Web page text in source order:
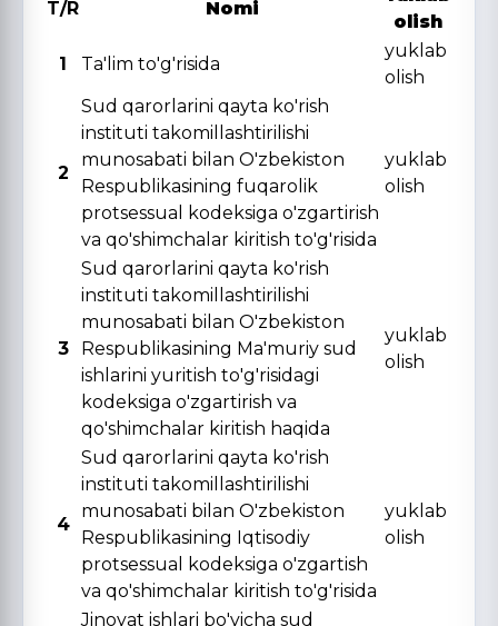
T/R Nomi
olish
1
Ta'lim to'g'risida
yuklab
olish
2
Sud qarorlarini qayta ko'rish
instituti takomillashtirilishi
munosabati bilan O'zbekiston
Respublikasining fuqarolik
protsessual kodeksiga o'zgartirish
va qo'shimchalar kiritish to'g'risida
yuklab
olish
3
Sud qarorlarini qayta ko'rish
instituti takomillashtirilishi
munosabati bilan O'zbekiston
Respublikasining Ma'muriy sud
ishlarini yuritish to'g'risidagi
kodeksiga o'zgartirish va
qo'shimchalar kiritish haqida
yuklab
olish
4
Sud qarorlarini qayta ko'rish
instituti takomillashtirilishi
munosabati bilan O'zbekiston
Respublikasining Iqtisodiy
protsessual kodeksiga o'zgartish
va qo'shimchalar kiritish to'g'risida
yuklab
olish
Jinoyat ishlari bo'yicha sud